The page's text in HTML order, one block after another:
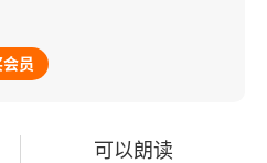
员
可以朗读